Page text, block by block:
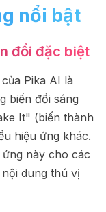
nổi bật
đổi đặc biệt
Pika AI là
biến đổi sáng
It" (biến thành
hiệu ứng khác.
này cho các
dung thú vị